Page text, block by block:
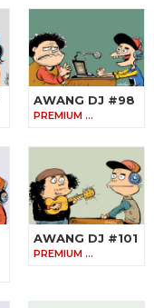
AWANG DJ #98
PREMIUM …
AWANG DJ #101
PREMIUM …